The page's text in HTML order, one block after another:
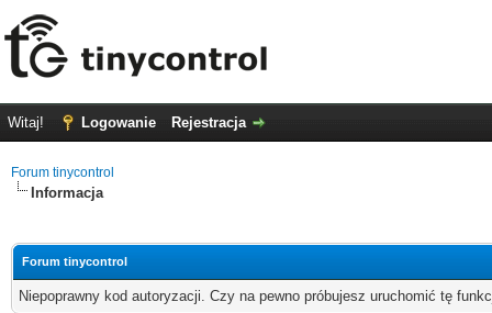
Witaj! Logowanie Rejestracja
Forum tinycontrol
Informacja
Forum tinycontrol
Niepoprawny kod autoryzacji. Czy na pewno próbujesz uruchomić tę